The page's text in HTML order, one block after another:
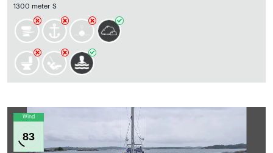
1300 meter S
Wind
83